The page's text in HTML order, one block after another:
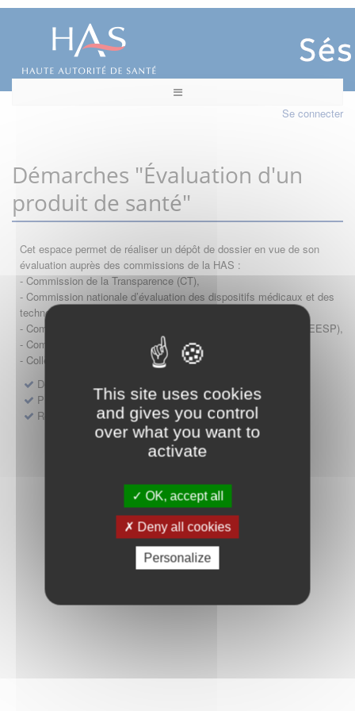
This site uses cookies
and gives you control
over what you want to
activate
OK, accept all
Deny all cookies
Personalize
Se connecter
Démarches "Évaluation d'un
produit de santé"
Cet espace permet de réaliser un dépôt de dossier en vue de son
évaluation auprès des commissions de la HAS :
- Commission de la Transparence (CT),
- Commission nationale d’évaluation des dispositifs médicaux et des
technologies de santé (CNEDiMTS),
- Commission d'évaluation économique et de santé publique (CEESP),
- Commission technique des vaccinations (CTV)
- Collège HAS (Forfait innovation : DM, DM-DIV, actes)
Dépôt d'un dossier pour un produit de santé
Protocoles d'études post-inscription
Rencontres précoces